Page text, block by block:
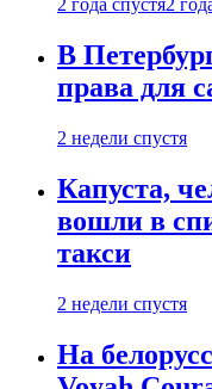
2 года спустя2
В
права для
2 недели спустя
Капуста,
вошли в
такси
2 недели спустя
На